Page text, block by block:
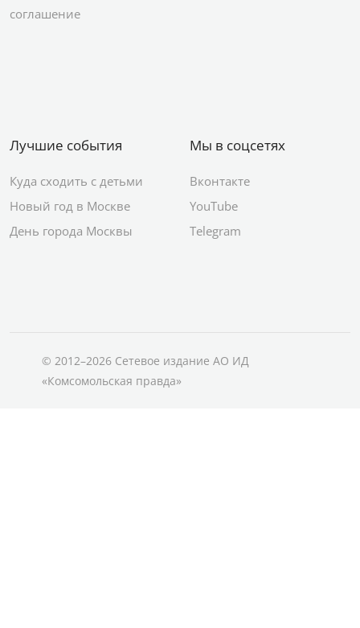
соглашение
Лучшие события
Куда сходить с детьми
Новый год в Москве
День города Москвы
Мы в соцсетях
Вконтакте
YouTube
Telegram
© 2012–2026 Сетевое издание АО ИД
«Комсомольская правда»